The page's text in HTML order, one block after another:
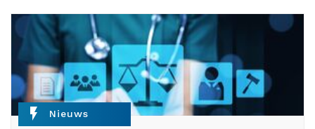
flash_on Nieuws